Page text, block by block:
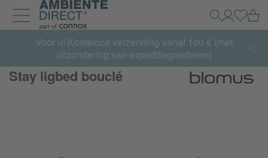
Home
Navigatie uit- en inklappen
Zoeken
Mijn
Summer Sale:met tot 65% korting >> nu bestellen
Voor u! Kosteloze verzending vanaf 100 € (met
uitzondering van expeditiegoederen)
Stay ligbed bouclé